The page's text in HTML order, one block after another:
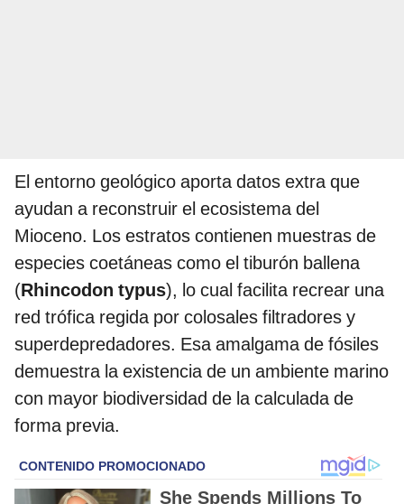
El entorno geológico aporta datos extra que
ayudan a reconstruir el ecosistema del
Mioceno. Los estratos contienen muestras de
especies coetáneas como el tiburón ballena
(Rhincodon typus), lo cual facilita recrear una
red trófica regida por colosales filtradores y
superdepredadores. Esa amalgama de fósiles
demuestra la existencia de un ambiente marino
con mayor biodiversidad de la calculada de
forma previa.